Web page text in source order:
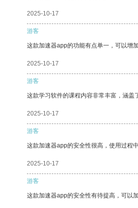
2025-10-17
游客
这款加速器app的功能有点单一，可以增
2025-10-17
游客
这款学习软件的课程内容非常丰富，涵盖
2025-10-17
游客
这款加速器app的安全性很高，使用过程
2025-10-17
游客
这款加速器app的安全性有待提高，可以